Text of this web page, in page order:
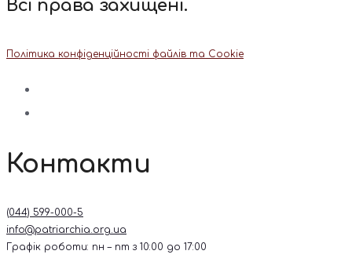
Всі права захищені.
Політика конфіденційності файлів та Cookie
Контакти
(044) 599-000-5
info@patriarchia.org.ua
Графік роботи: пн – пт з 10:00 до 17:00